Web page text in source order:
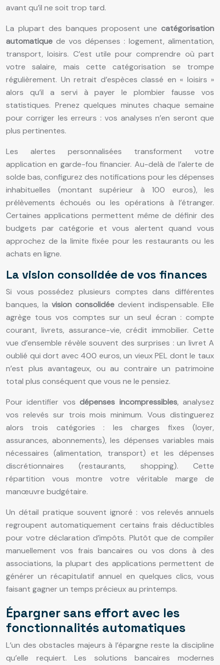
avant qu’il ne soit trop tard.
La plupart des banques proposent une catégorisation
automatique de vos dépenses : logement, alimentation,
transport, loisirs. C’est utile pour comprendre où part
votre salaire, mais cette catégorisation se trompe
régulièrement. Un retrait d’espèces classé en « loisirs »
alors qu’il a servi à payer le plombier fausse vos
statistiques. Prenez quelques minutes chaque semaine
pour corriger les erreurs : vos analyses n’en seront que
plus pertinentes.
Les alertes personnalisées transforment votre
application en garde-fou financier. Au-delà de l’alerte de
solde bas, configurez des notifications pour les dépenses
inhabituelles (montant supérieur à 100 euros), les
prélèvements échoués ou les opérations à l’étranger.
Certaines applications permettent même de définir des
budgets par catégorie et vous alertent quand vous
approchez de la limite fixée pour les restaurants ou les
achats en ligne.
La vision consolidée de vos finances
Si vous possédez plusieurs comptes dans différentes
banques, la vision consolidée devient indispensable. Elle
agrège tous vos comptes sur un seul écran : compte
courant, livrets, assurance-vie, crédit immobilier. Cette
vue d’ensemble révèle souvent des surprises : un livret A
oublié qui dort avec 400 euros, un vieux PEL dont le taux
n’est plus avantageux, ou au contraire un patrimoine
total plus conséquent que vous ne le pensiez.
Pour identifier vosdépenses incompressibles, analysez
vos relevés sur trois mois minimum. Vous distinguerez
alors trois catégories : les charges fixes (loyer,
assurances, abonnements), les dépenses variables mais
nécessaires (alimentation, transport) et les dépenses
discrétionnaires (restaurants, shopping). Cette
répartition vous montre votre véritable marge de
manœuvre budgétaire.
Un détail pratique souvent ignoré : vos relevés annuels
regroupent automatiquement certains frais déductibles
pour votre déclaration d’impôts. Plutôt que de compiler
manuellement vos frais bancaires ou vos dons à des
associations, la plupart des applications permettent de
générer un récapitulatif annuel en quelques clics, vous
faisant gagner un temps précieux au printemps.
Épargner sans effort avec les
fonctionnalités automatiques
L’un des obstacles majeurs à l’épargne reste la discipline
qu’elle requiert. Les solutions bancaires modernes